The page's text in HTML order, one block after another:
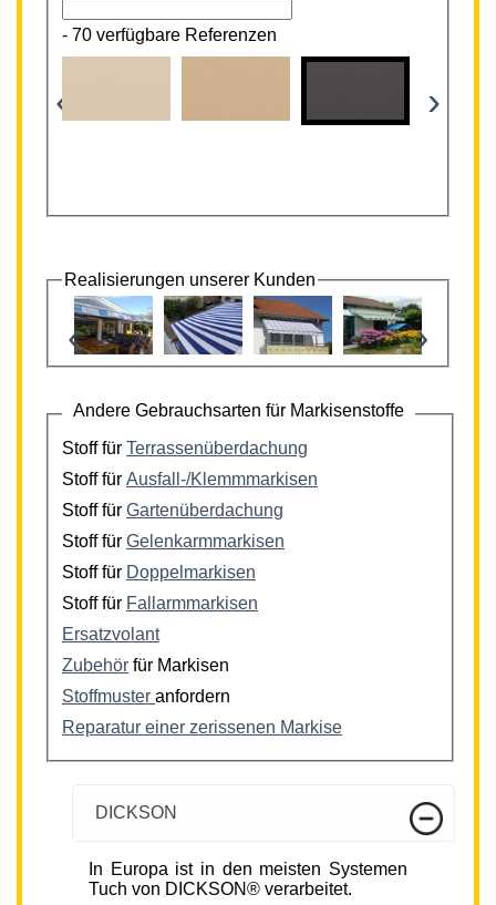
- 70 verfügbare Referenzen
‹ ›
Realisierungen unserer Kunden
‹ ›
Andere Gebrauchsarten für Markisenstoffe
Stoff für Terrassenüberdachung
Stoff für Ausfall-/Klemmmarkisen
Stoff für Gartenüberdachung
Stoff für Gelenkarmmarkisen
Stoff für Doppelmarkisen
Stoff für Fallarmmarkisen
Ersatzvolant
Zubehör für Markisen
Stoffmuster anfordern
Reparatur einer zerissenen Markise
DICKSON
In Europa ist in den meisten Systemen
Tuch von DICKSON® verarbeitet.